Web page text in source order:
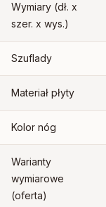
Wymiary (dł. x
szer. x wys.)
Szuflady
Materiał płyty
Kolor nóg
Warianty
wymiarowe
(oferta)